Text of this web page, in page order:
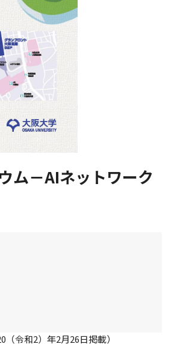
ム－AIネットワーク
令和2）年2月26日掲載）
講演会